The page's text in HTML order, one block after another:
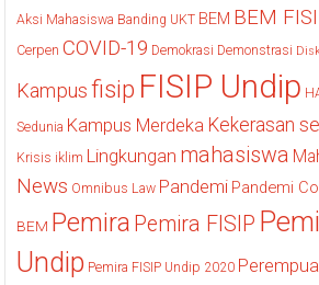
Aksi Mahasiswa Banding UKT BEM BEM
Cerpen COVID-19 Demokrasi Demonstrasi
Kampus fisip FISIP Undip
Sedunia Kampus Merdeka Kekerasan
Krisis iklim Lingkungan mahasiswa
News Omnibus Law Pandemi Pandemi
BEM Pemira Pemira FISIP
Undip Pemira FISIP Undip 2020